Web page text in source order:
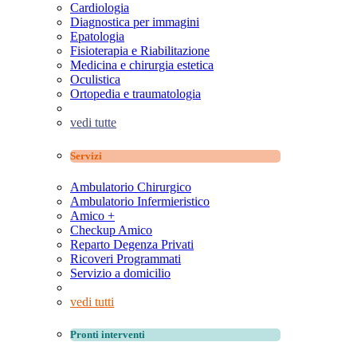
Cardiologia
Diagnostica per immagini
Epatologia
Fisioterapia e Riabilitazione
Medicina e chirurgia estetica
Oculistica
Ortopedia e traumatologia
vedi tutte
Servizi
Ambulatorio Chirurgico
Ambulatorio Infermieristico
Amico +
Checkup Amico
Reparto Degenza Privati
Ricoveri Programmati
Servizio a domicilio
vedi tutti
Pronti interventi